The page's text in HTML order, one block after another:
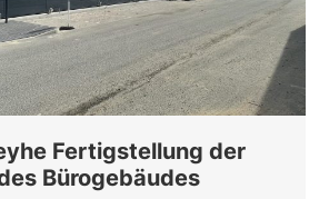
Fertigstellung der
Bürogebäudes